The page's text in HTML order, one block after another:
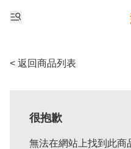
< 返回商品列表
很抱歉
無法在網站上找到此商